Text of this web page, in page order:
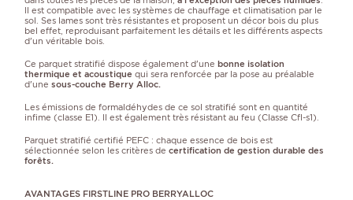
Il est compatible avec les systèmes de chauffage et climatisation par le
sol. Ses lames sont très résistantes et proposent un décor bois du plus
bel effet, reproduisant parfaitement les détails et les différents aspects
d'un véritable bois.
Ce parquet stratifié dispose également d'une bonne isolation
thermique et acoustique qui sera renforcée par la pose au préalable
d'une sous-couche Berry Alloc.
Les émissions de formaldéhydes de ce sol stratifié sont en quantité
infime (classe E1). Il est également très résistant au feu (Classe Cfl-s1).
Parquet stratifié certifié PEFC : chaque essence de bois est
sélectionnée selon les critères de certification de gestion durable des
forêts.
AVANTAGES FIRSTLINE PRO BERRYALLOC